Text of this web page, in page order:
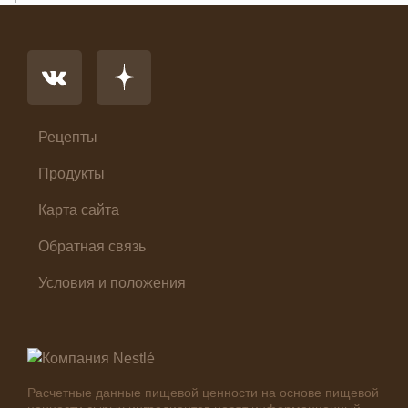
Холодные закуски
Рецепты
Продукты
Карта сайта
Обратная связь
Условия и положения
Расчетные данные пищевой ценности на основе пищевой